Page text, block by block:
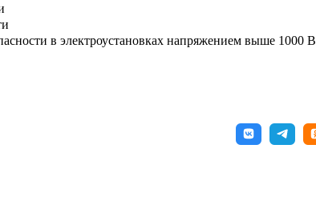
в электроустановках напряжением выше 1000 В